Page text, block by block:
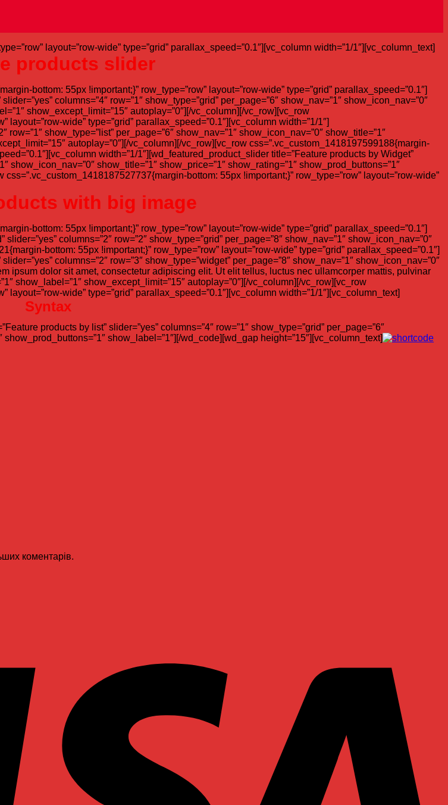
layout=”row-wide” type=”grid” parallax_speed=”0.1″][vc_column width=”1/1″][vc_column_text]
products slider
bottom: 55px !important;}” row_type=”row” layout=”row-wide” type=”grid” parallax_speed=”0.1″]
columns=”4″ row=”1″ show_type=”grid” per_page=”6″ show_nav=”1″ show_icon_nav=”0″
show_except_limit=”15″ autoplay=”0″][/vc_column][/vc_row][vc_row
wide” type=”grid” parallax_speed=”0.1″][vc_column width=”1/1″]
show_type=”list” per_page=”6″ show_nav=”1″ show_icon_nav=”0″ show_title=”1″
autoplay=”0″][/vc_column][/vc_row][vc_row css=”.vc_custom_1418197599188{margin-
width=”1/1″][wd_featured_product_slider title=”Feature products by Widget”
show_icon_nav=”0″ show_title=”1″ show_price=”1″ show_rating=”1″ show_prod_buttons=”1″
bottom: 55px !important;}” row_type=”row” layout=”row-wide”
with big image
bottom: 55px !important;}” row_type=”row” layout=”row-wide” type=”grid” parallax_speed=”0.1″]
columns=”2″ row=”2″ show_type=”grid” per_page=”8″ show_nav=”1″ show_icon_nav=”0″
bottom: 55px !important;}” row_type=”row” layout=”row-wide” type=”grid” parallax_speed=”0.1″]
columns=”2″ row=”3″ show_type=”widget” per_page=”8″ show_nav=”1″ show_icon_nav=”0″
ipsum dolor sit amet, consectetur adipiscing elit. Ut elit tellus, luctus nec ullamcorper mattis, pulvinar
show_label=”1″ show_except_limit=”15″ autoplay=”0″][/vc_column][/vc_row][vc_row
wide” type=”grid” parallax_speed=”0.1″][vc_column width=”1/1″][vc_column_text]
Syntax
products by list” slider=”yes” columns=”4″ row=”1″ show_type=”grid” per_page=”6″
show_label=”1″][/wd_code][wd_gap height=”15″][vc_column_text]
коментарів.